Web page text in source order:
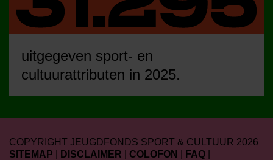
uitgegeven sport- en
cultuurattributen in 2025.
COPYRIGHT JEUGDFONDS SPORT & CULTUUR 2026
SITEMAP
DISCLAIMER COLOFON FAQ